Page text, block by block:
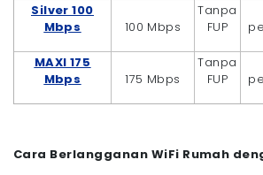
Silver 100
Mbps
100 Mbps
Tanpa
FUP
MAXI 175
Mbps
175 Mbps
Tanpa
FUP
Cara Berlangganan WiFi Rumah